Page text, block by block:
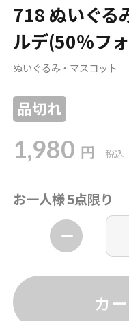
718 ぬいぐ
ルデ(50％フ
ぬいぐるみ・マスコット
品切れ
1,980 円 税込
お一人様 5点限り
カ